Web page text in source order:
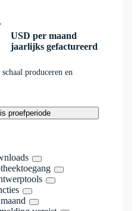
USD per maand
jaarlijks gefactureerd
produceren en
proefperiode